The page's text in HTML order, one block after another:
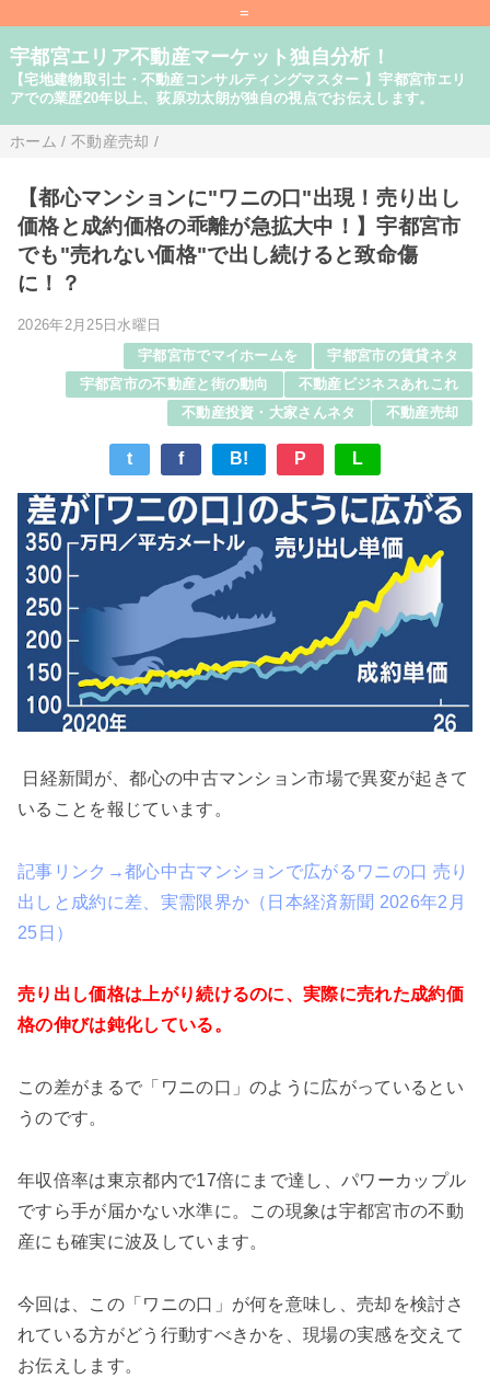
=
宇都宮エリア不動産マーケット独自分析！
【宅地建物取引士・不動産コンサルティングマスター 】宇都宮市エリ
アでの業歴20年以上、荻原功太朗が独自の視点でお伝えします。
ホーム / 不動産売却 /
【都心マンションに"ワニの口"出現！売り出し
価格と成約価格の乖離が急拡大中！】宇都宮市
でも"売れない価格"で出し続けると致命傷
に！？
2026年2月25日水曜日
宇都宮市でマイホームを
宇都宮市の賃貸ネタ
宇都宮市の不動産と街の動向
不動産ビジネスあれこれ
不動産投資・大家さんネタ
不動産売却
t f B! P L
日経新聞が、都心の中古マンション市場で異変が起きて
いることを報じています。
記事リンク→都心中古マンションで広がるワニの口 売り
出しと成約に差、実需限界か（日本経済新聞 2026年2月
25日）
売り出し価格は上がり続けるのに、実際に売れた成約価
格の伸びは鈍化している。
この差がまるで「ワニの口」のように広がっているとい
うのです。
年収倍率は東京都内で17倍にまで達し、パワーカップル
ですら手が届かない水準に。この現象は宇都宮市の不動
産にも確実に波及しています。
今回は、この「ワニの口」が何を意味し、売却を検討さ
れている方がどう行動すべきかを、現場の実感を交えて
お伝えします。